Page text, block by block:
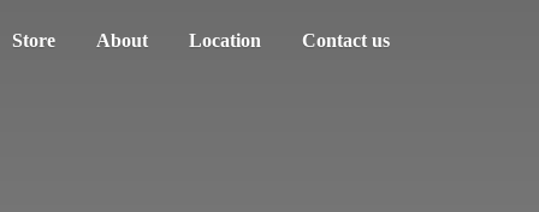
Store About Location Contact us